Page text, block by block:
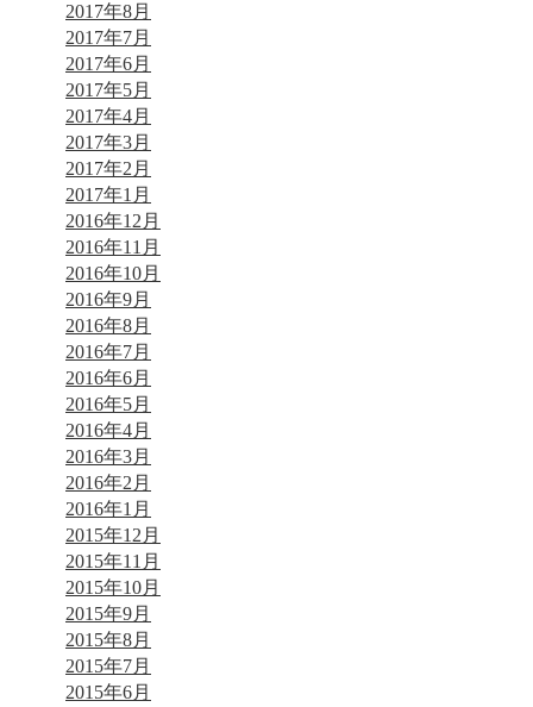
2017年8月
2017年7月
2017年6月
2017年5月
2017年4月
2017年3月
2017年2月
2017年1月
2016年12月
2016年11月
2016年10月
2016年9月
2016年8月
2016年7月
2016年6月
2016年5月
2016年4月
2016年3月
2016年2月
2016年1月
2015年12月
2015年11月
2015年10月
2015年9月
2015年8月
2015年7月
2015年6月